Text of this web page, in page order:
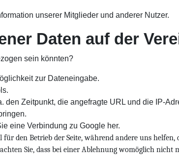
unserer Mitglieder und anderer Nutzer.
Daten auf der
sein könnten?
zur Dateneingabe.
den Zeitpunkt, die angefragte URL und die IP-
eine Verbindung zu Google her.
den Betrieb der Seite, während andere uns
Sie, dass bei einer Ablehnung womöglich